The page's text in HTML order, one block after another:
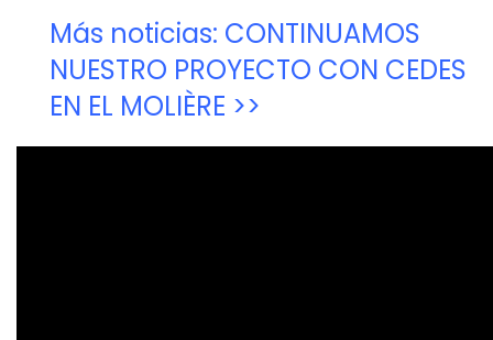
Más noticias: CONTINUAMOS
NUESTRO PROYECTO CON CEDES
EN EL MOLIÈRE >>